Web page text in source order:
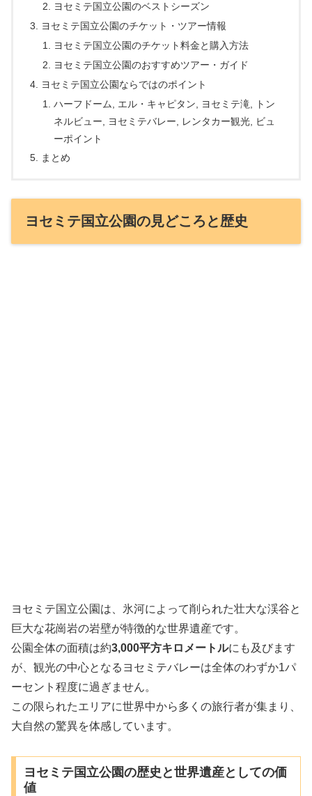
ヨセミテ国立公園のベストシーズン
ヨセミテ国立公園のチケット・ツアー情報
ヨセミテ国立公園のチケット料金と購入方法
ヨセミテ国立公園のおすすめツアー・ガイド
ヨセミテ国立公園ならではのポイント
ハーフドーム, エル・キャピタン, ヨセミテ滝, トン
ネルビュー, ヨセミテバレー, レンタカー観光, ビュ
ーポイント
まとめ
ヨセミテ国立公園の見どころと歴史
ヨセミテ国立公園は、氷河によって削られた壮大な渓谷と
巨大な花崗岩の岩壁が特徴的な世界遺産です。
公園全体の面積は約3,000平方キロメートルにも及びます
が、観光の中心となるヨセミテバレーは全体のわずか1パ
ーセント程度に過ぎません。
この限られたエリアに世界中から多くの旅行者が集まり、
大自然の驚異を体感しています。
ヨセミテ国立公園の歴史と世界遺産としての価
値